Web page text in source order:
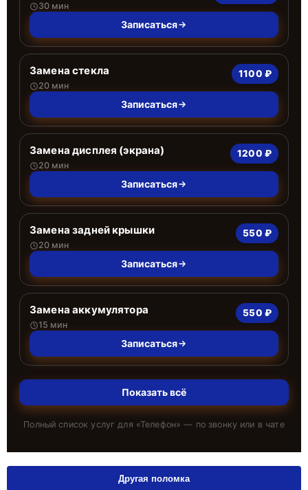
30 мин
Записаться
Замена стекла
20 мин
1100 ₽
Записаться
Замена дисплея (экрана)
20 мин
1200 ₽
Записаться
Замена задней крышки
20 мин
550 ₽
Записаться
Замена аккумулятора
15 мин
550 ₽
Записаться
Показать всё
Полный список услуг для «Телефон» — по звонку или в чате
Другая поломка